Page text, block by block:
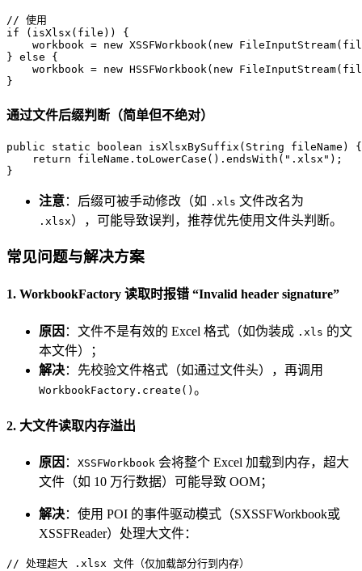
// 使用
if (isXlsx(file)) {
    workbook =
new XSSFWorkbook ( new FileInputStream
} else {
    workbook =
new HSSFWorkbook ( new FileInputStream
}
通过文件后缀判断（简单但不绝对）
public static boolean isXlsxBySuffix (String fileName)
return fileName.toLowerCase().endsWith( ".xlsx" );
}
注意：后缀可被手动修改（如 .xls 文件改名为
.xlsx），可能导致误判，推荐优先使用文件头判断。
常见问题与解决方案
1. WorkbookFactory 读取时报错 “Invalid header signature”
原因 ：文件不是有效的 Excel 格式（如伪装成 .xls 的文
本文件）；
解决：先校验文件格式（如通过文件头），再调用
WorkbookFactory.create() 。
2. 大文件读取内存溢出
原因 ： XSSFWorkbook 会将整个 Excel 加载到内存，超大
文件（如 10 万行数据）可能导致 OOM；
解决：使用 POI 的事件驱动模式（SXSSFWorkbook或
XSSFReader）处理大文件：
// 处理超大 .xlsx 文件（仅加载部分行到内存）